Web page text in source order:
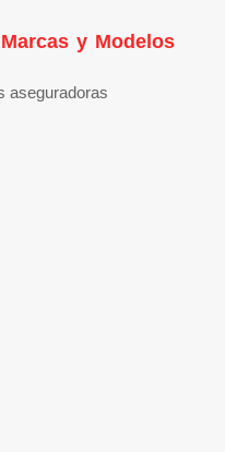
y Modelos
aseguradoras